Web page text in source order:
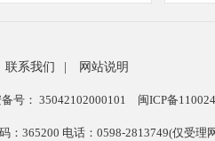
联系我们 网站说明
号： 35042102000101 闽ICP备
：365200 电话：0598-2813749(仅受理